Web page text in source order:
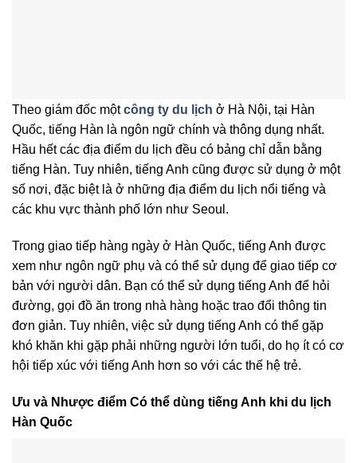
Theo giám đốc mộtcông ty du lịch ở Hà Nội, tại Hàn
Quốc, tiếng Hàn là ngôn ngữ chính và thông dụng nhất.
Hầu hết các địa điểm du lịch đều có bảng chỉ dẫn bằng
tiếng Hàn. Tuy nhiên, tiếng Anh cũng được sử dụng ở một
số nơi, đặc biệt là ở những địa điểm du lịch nổi tiếng và
các khu vực thành phố lớn như Seoul.
Trong giao tiếp hàng ngày ở Hàn Quốc, tiếng Anh được
xem như ngôn ngữ phụ và có thể sử dụng để giao tiếp cơ
bản với người dân. Bạn có thể sử dụng tiếng Anh để hỏi
đường, gọi đồ ăn trong nhà hàng hoặc trao đổi thông tin
đơn giản. Tuy nhiên, việc sử dụng tiếng Anh có thể gặp
khó khăn khi gặp phải những người lớn tuổi, do họ ít có cơ
hội tiếp xúc với tiếng Anh hơn so với các thế hệ trẻ.
Ưu và Nhược điểm Có thể dùng tiếng Anh khi du lịch
Hàn Quốc